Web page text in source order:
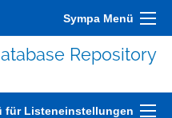
Sympa Menü
Repository
für Listeneinstellungen